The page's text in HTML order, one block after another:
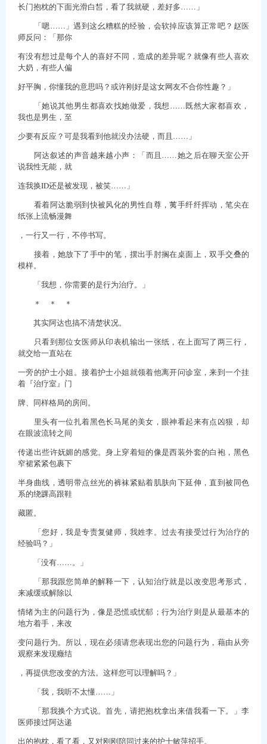
长门抱枕的下面光滑白皙，看了我就硬，差好多……」
「嗯……」遇到这幺糟糕的经验，会软掉应该算正常吧？赵医
师反问：「那你
有没有想过是每个人的喜好不同，造成的差异呢？就像有些人喜欢
大奶，有些人偏
好平胸，你懂我的意思吗？或许刚好是这女网友不合你性趣？」
「她说其他男生都喜欢找她做爱，我想……既然大家都喜欢，
我也是男生，至
少要有反应？可是我看到他就没办法硬，而且……」
阿达叙述的声音越来越小声：「而且……她之后在聊天室公开
说我性无能，就
连我换ID还是被发现，被笑……」
看着阿达脆弱到快被风化的男性自尊，荑手纤纤挥动，笔尖在
纸张上流畅漫舞
，一行又一行，不停书写。
接着，她放下了手中的笔，摆出手肘搁在桌面上，双手交叠的
模样。
「我想，你需要的是行为治疗。」
＊ ＊ ＊
其实阿达也搞不清楚状况。
只看到那位女医师从印表机输出一张纸，在上面写了两三行，
就交给一直站在
一旁的护士小姐。接着护士小姐就领着他离开问诊室，来到一个挂
着『治疗室』门
牌、同样格局的房间。
里头有一位扎着黑色长马尾的美女，眼神看起来有点凶狠，却
在眼波流转之间
传递出些许妩媚的感觉。身上穿着短的像是西装外套的白袍，黑色
窄裙紧紧包裹下
半身曲线，透明带点丝光的裤袜紧贴着肌肤向下延伸，直到被同色
系的绕踝高跟鞋
藏匿。
「您好，我是专责复健师，我姓李。过去有接受过行为治疗的
经验吗？」
「没有……。」
「那我跟您简单的解释一下，认知治疗就是以改变思考形式，
来减缓或解除以
情绪为主的问题行为，像是恐慌或忧郁；行为治疗则是从最基本的
地方着手，来改
变问题行为。所以，现在必须请您表现出您的问题行为，藉由从旁
观察来发现癥结
，再提供您改变的方法。这样您可以理解吗？」
「我，我听不太懂……」
「那我换个方式说。首先，请把抱枕拿出来借我看一下。」李
医师接过阿达递
出的抱枕，看了看，又对刚刚陪同过来的护士敏萍招手。